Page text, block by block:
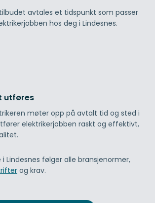
avtales et tidspunkt som passer
hos deg i Lindesnes.
utføres
møter opp på avtalt tid og sted i
elektrikerjobben raskt og effektivt,
i Lindesnes følger alle bransjenormer,
og krav.